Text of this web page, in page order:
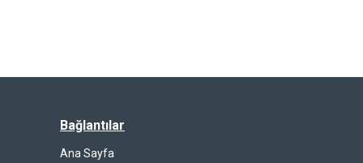
Bağlantılar
Ana Sayfa